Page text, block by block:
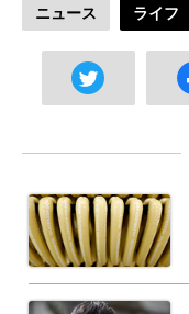
ニュース ライフ